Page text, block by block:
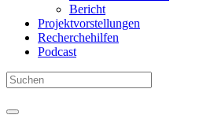
Bericht
Projektvorstellungen
Recherchehilfen
Podcast